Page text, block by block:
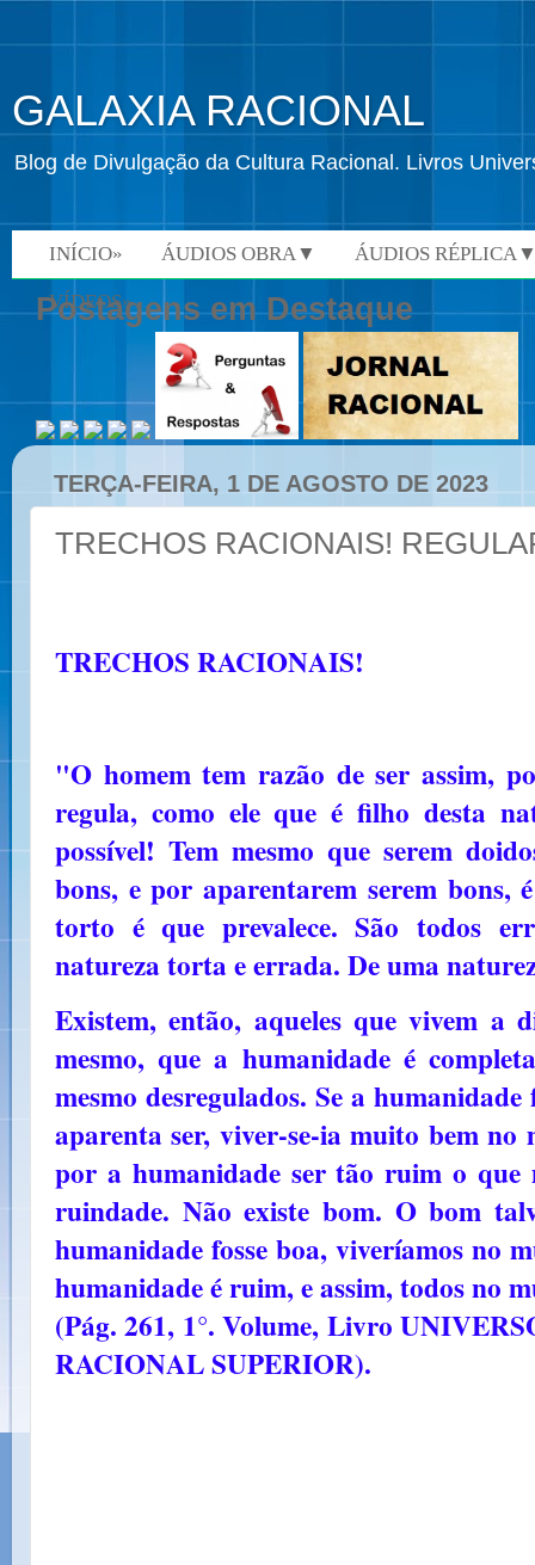
GALAXIA RACIONAL
Blog de Divulgação da Cultura Racional. Livros
INÍCIO» ÁUDIOS OBRA▼ ÁUDIOS
VÍDEOS»
Postagens em Destaque
TERÇA-FEIRA, 1 DE AGOSTO DE 2023
TRECHOS RACIONAIS!
TRECHOS RACIONAIS!
"O homem tem razão de ser assim,
regula, como ele que é filho desta
possível! Tem mesmo que serem
bons, e por aparentarem serem bons,
torto é que prevalece. São todos
natureza torta e errada. De uma
Existem, então, aqueles que vivem a
mesmo, que a humanidade é
mesmo desregulados. Se a
aparenta ser, viver-se-ia muito bem no
por a humanidade ser tão ruim o que
ruindade. Não existe bom. O bom
humanidade fosse boa, viveríamos no
humanidade é ruim, e assim, todos no
(Pág. 261, 1°. Volume, Livro
RACIONAL SUPERIOR).